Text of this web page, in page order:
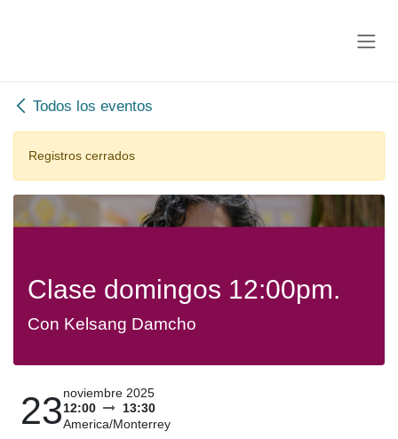
Todos los eventos
Registros cerrados
Clase domingos 12:00pm.
Con Kelsang Damcho
23noviembre 2025
12:00
13:30
America/Monterrey